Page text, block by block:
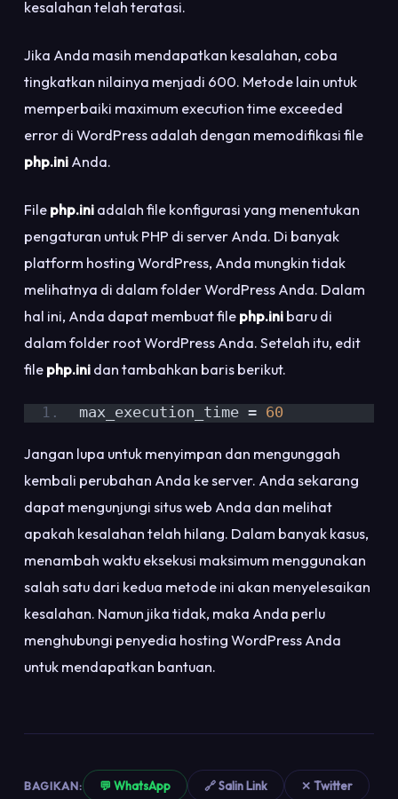
kesalahan telah teratasi.
Jika Anda masih mendapatkan kesalahan, coba
tingkatkan nilainya menjadi 600. Metode lain untuk
memperbaiki maximum execution time exceeded
error di WordPress adalah dengan memodifikasi file
php.iniAnda.
File php.iniadalah file konfigurasi yang menentukan
pengaturan untuk PHP di server Anda. Di banyak
platform hosting WordPress, Anda mungkin tidak
melihatnya di dalam folder WordPress Anda. Dalam
hal ini, Anda dapat membuat file php.inibaru di
dalam folder root WordPress Anda. Setelah itu, edit
file php.inidan tambahkan baris berikut.
max_execution_time = 60
Jangan lupa untuk menyimpan dan mengunggah
kembali perubahan Anda ke server. Anda sekarang
dapat mengunjungi situs web Anda dan melihat
apakah kesalahan telah hilang. Dalam banyak kasus,
menambah waktu eksekusi maksimum menggunakan
salah satu dari kedua metode ini akan menyelesaikan
kesalahan. Namun jika tidak, maka Anda perlu
menghubungi penyedia hosting WordPress Anda
untuk mendapatkan bantuan.
BAGIKAN: 💬 WhatsApp 🔗 Salin Link ✕ Twitter